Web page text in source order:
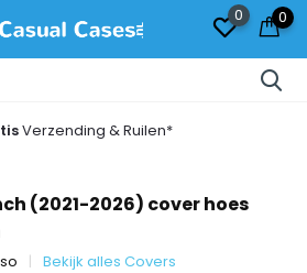
0 0
Verzending & Ruilen*
(2021-2026) cover hoes
Bekijk alles Covers